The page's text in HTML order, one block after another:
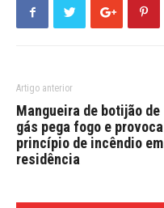
Artigo anterior
Mangueira de botijão de
gás pega fogo e provoca
princípio de incêndio em
residência